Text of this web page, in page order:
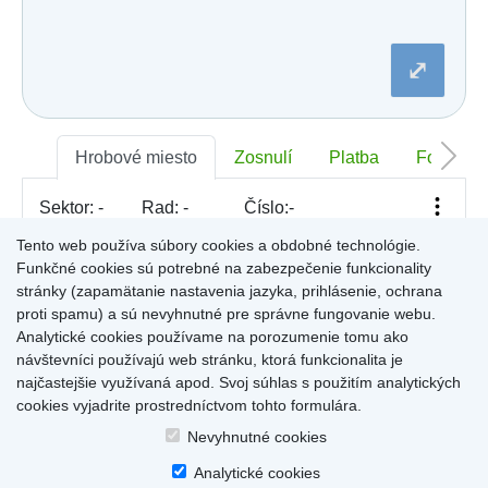
Dolný Lopašov
Dolný Ohaj
Dubnica nad Váhom
Dulov
Dulova Ves
Dunajská Lužná
Gelnica
Gemerská Hôrka
Gemerská Ves
Hájske
Halič
Hlboké
⤢
Hrobové miesto Zosnulí Platba Foto
Sektor: - Rad: - Číslo:-
Pre zobrazenie informácií kliknite na hrobové miesto na
mape, alebo kliknite na priezvisko a meno zosnulého vo
Výsledky (rozšíreného) vyhľadávania.
Produkty a služby |Citáty|O cintorínoch|
Tento web používa súbory cookies a obdobné technológie.
Funkčné cookies sú potrebné na zabezpečenie funkcionality
stránky (zapamätanie nastavenia jazyka, prihlásenie, ochrana
proti spamu) a sú nevyhnutné pre správne fungovanie webu.
Analytické cookies používame na porozumenie tomu ako
návštevníci používajú web stránku, ktorá funkcionalita je
najčastejšie využívaná apod. Svoj súhlas s použitím analytických
cookies vyjadrite prostredníctvom tohto formulára.
Nevyhnutné cookies
Analytické cookies